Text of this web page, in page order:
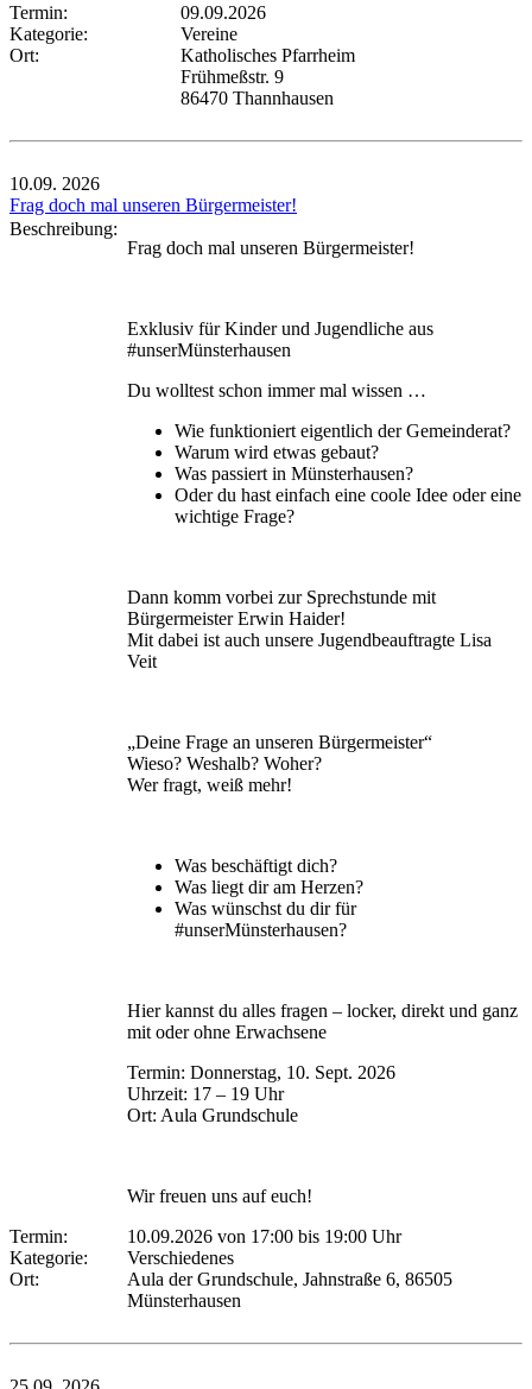
Termin:
09.09.2026
Kategorie:
Vereine
Ort:
Katholisches Pfarrheim
Frühmeßstr. 9
86470 Thannhausen
10.09. 2026
Frag doch mal unseren Bürgermeister!
Beschreibung:
Frag doch mal unseren Bürgermeister!
Exklusiv für Kinder und Jugendliche aus
#unserMünsterhausen
Du wolltest schon immer mal wissen …
Wie funktioniert eigentlich der Gemeinderat?
Warum wird etwas gebaut?
Was passiert in Münsterhausen?
Oder du hast einfach eine coole Idee oder eine
wichtige Frage?
Dann komm vorbei zur Sprechstunde mit
Bürgermeister Erwin Haider!
Mit dabei ist auch unsere Jugendbeauftragte Lisa
Veit
„Deine Frage an unseren Bürgermeister“
Wieso? Weshalb? Woher?
Wer fragt, weiß mehr!
Was beschäftigt dich?
Was liegt dir am Herzen?
Was wünschst du dir für
#unserMünsterhausen?
Hier kannst du alles fragen – locker, direkt und ganz
mit oder ohne Erwachsene
Termin: Donnerstag, 10. Sept. 2026
Uhrzeit: 17 – 19 Uhr
Ort: Aula Grundschule
Wir freuen uns auf euch!
Termin:
10.09.2026 von 17:00 bis 19:00 Uhr
Kategorie:
Verschiedenes
Ort:
Aula der Grundschule, Jahnstraße 6, 86505
Münsterhausen